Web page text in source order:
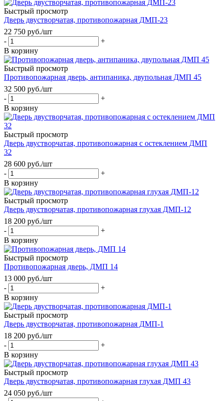
Быстрый просмотр
Дверь двустворчатая, противопожарная ДМП-23
22 750 руб./шт
-
+
В корзину
Быстрый просмотр
Противопожарная дверь, антипаника, двупольная ДМП 45
32 500 руб./шт
-
+
В корзину
Быстрый просмотр
Дверь двустворчатая, противопожарная с остеклением ДМП
32
28 600 руб./шт
-
+
В корзину
Быстрый просмотр
Дверь двустворчатая, противопожарная глухая ДМП-12
18 200 руб./шт
-
+
В корзину
Быстрый просмотр
Противопожарная дверь, ДМП 14
13 000 руб./шт
-
+
В корзину
Быстрый просмотр
Дверь двустворчатая, противопожарная ДМП-1
18 200 руб./шт
-
+
В корзину
Быстрый просмотр
Дверь двустворчатая, противопожарная глухая ДМП 43
24 050 руб./шт